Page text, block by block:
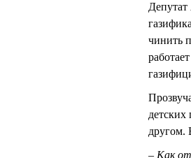
чинить
другом.
– Как